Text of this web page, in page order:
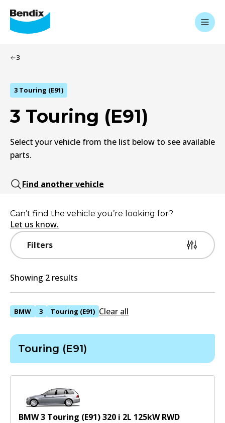
3
3 Touring (E91)
3 Touring (E91)
Select your vehicle from the list below to see available
parts.
Find another vehicle
Filters
Can’t find the vehicle you’re looking for?
Let us know.
Showing 2 results
BMW 3 Touring (E91) Clear all
Touring (E91)
BMW 3 Touring (E91) 320 i 2L 125kWRWD